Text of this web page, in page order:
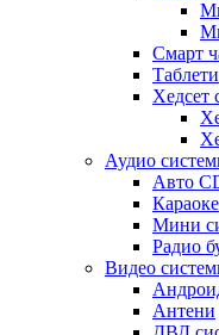
Смарт
Таблети
Хедсет
Аудио
Авто
Караоке
Мини
Радио
Видео
Антени